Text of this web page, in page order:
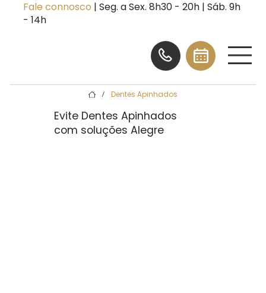
Fale connosco | Seg. a Sex. 8h30 - 20h | Sáb. 9h
- 14h
/ Dentes Apinhados
Evite Dentes Apinhados
com soluções Alegre